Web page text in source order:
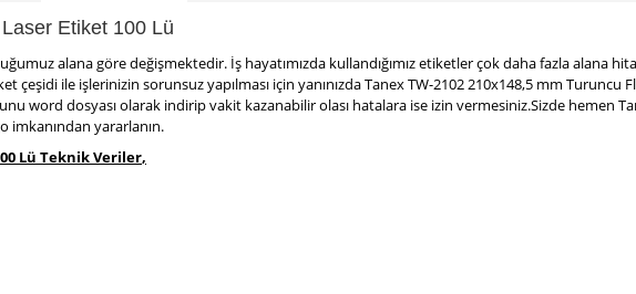
Etiket 100 Lü
alana göre değişmektedir. İş hayatımızda kullandığımız etiketler çok daha fazla alana
çeşidi ile işlerinizin sorunsuz yapılması için yanınızda Tanex TW-2102 210x148,5 mm Turuncu
word dosyası olarak indirip vakit kazanabilir olası hatalara ise izin vermesiniz.Sizde hemen
imkanından yararlanın.
Lü Teknik Veriler,